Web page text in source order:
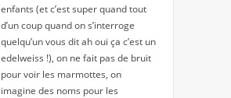
enfants (et c’est super quand tout
d’un coup quand on s’interroge
quelqu’un vous dit ah oui ça c’est un
edelweiss !), on ne fait pas de bruit
pour voir les marmottes, on
imagine des noms pour les